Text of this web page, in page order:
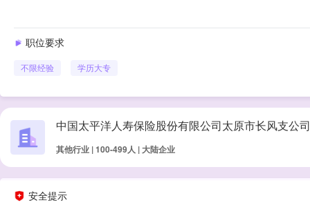
职位要求
不限经验 学历大专
中国太平洋人寿保险股份有限公司太原市长风支公司
其他行业 | 100-499人 | 大陆企业
安全提示